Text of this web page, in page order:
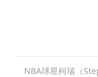
NBA球星柯瑞（